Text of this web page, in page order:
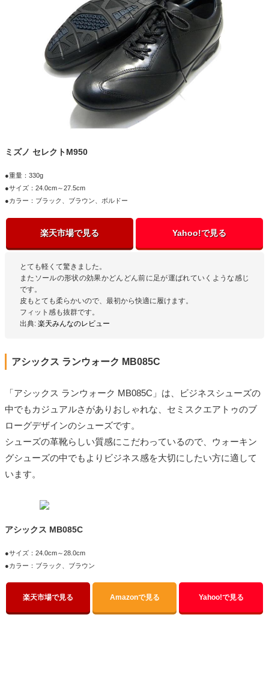
ミズノ セレクトM950
●重量：330g
●サイズ：24.0cm～27.5cm
●カラー：ブラック、ブラウン、ボルドー
楽天市場で見る Yahoo!で見る
とても軽くて驚きました。
またソールの形状の効果かどんどん前に足が運ばれていくような感じ
です。
皮もとても柔らかいので、最初から快適に履けます。
フィット感も抜群です。
出典: 楽天みんなのレビュー
アシックス ランウォーク MB085C
「アシックス ランウォーク MB085C」は、ビジネスシューズの
中でもカジュアルさがありおしゃれな、セミスクエアトゥのブ
ローグデザインのシューズです。
シューズの革靴らしい質感にこだわっているので、ウォーキン
グシューズの中でもよりビジネス感を大切にしたい方に適して
います。
アシックス MB085C
●サイズ：24.0cm～28.0cm
●カラー：ブラック、ブラウン
楽天市場で見る Amazonで見る Yahoo!で見る